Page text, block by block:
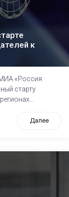
к
«Россия
cтарту
Далее